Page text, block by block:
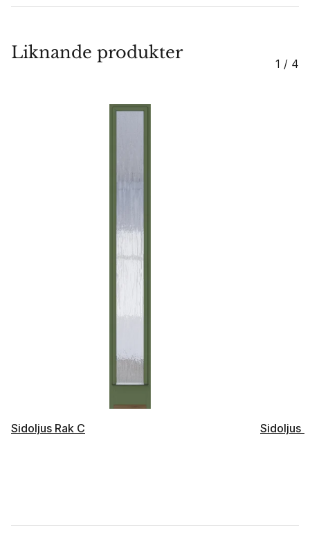
Liknande produkter
1 / 4
Sidoljus Rak C Sidoljus